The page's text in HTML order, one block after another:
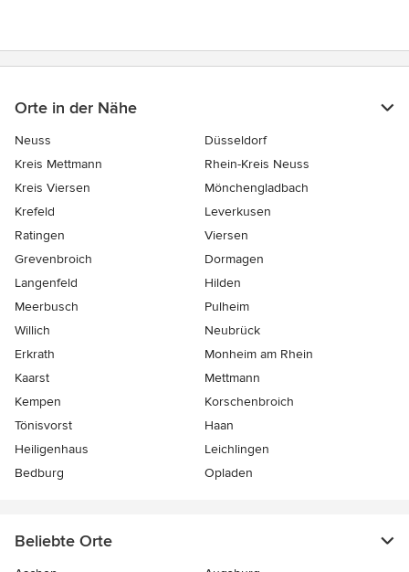
Orte in der Nähe
Neuss
Düsseldorf
Kreis Mettmann
Rhein-Kreis Neuss
Kreis Viersen
Mönchengladbach
Krefeld
Leverkusen
Ratingen
Viersen
Grevenbroich
Dormagen
Langenfeld
Hilden
Meerbusch
Pulheim
Willich
Neubrück
Erkrath
Monheim am Rhein
Kaarst
Mettmann
Kempen
Korschenbroich
Tönisvorst
Haan
Heiligenhaus
Leichlingen
Bedburg
Opladen
Beliebte Orte